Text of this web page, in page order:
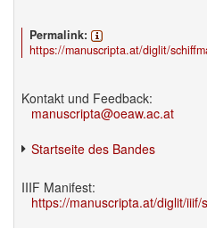
Permalink:
https://manuscripta.at/diglit/
Kontakt und Feedback:
manuscripta@oeaw.ac.at
Startseite des Bandes
IIIF Manifest:
https://manuscripta.at/diglit/